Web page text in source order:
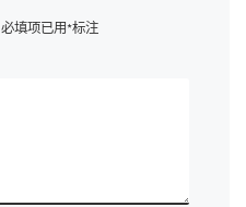
必填项已用*标注